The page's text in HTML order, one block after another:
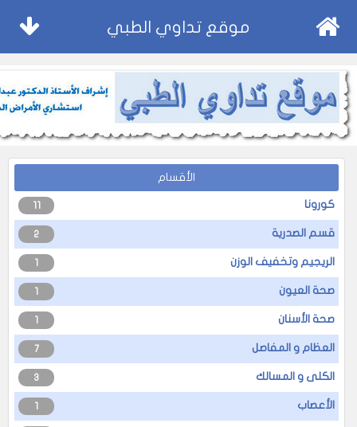
موقع تداوي الطبي
الأقسام
كورونا 11
قسم الصدرية 2
الريجيم وتخفيف الوزن 1
صحة العيون 1
صحة الأسنان 1
العظام و المفاصل 7
الكلى و المسالك 3
الأعصاب 1